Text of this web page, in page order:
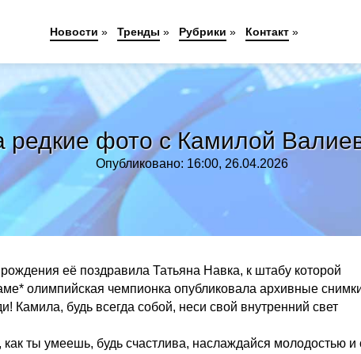
редкие фото с Камилой
Опубликовано: 16:00, 26.04.2026
её поздравила Татьяна Навка, к штабу которой
олимпийская чемпионка опубликовала архивные
будь всегда собой, неси свой внутренний свет
ты умеешь, будь счастлива, наслаждайся молодостью и
Новости » Тренды » Рубрики » Контакт »